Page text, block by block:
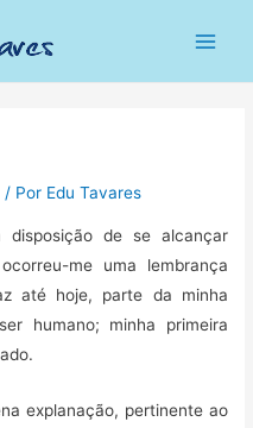
/ Por Edu Tavares
de se alcançar
me uma lembrança
até hoje, parte da minha
humano; minha primeira
explanação, pertinente ao